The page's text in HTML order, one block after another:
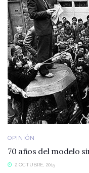
OPINIÓN
70 años del modelo
2 OCTUBRE, 2015